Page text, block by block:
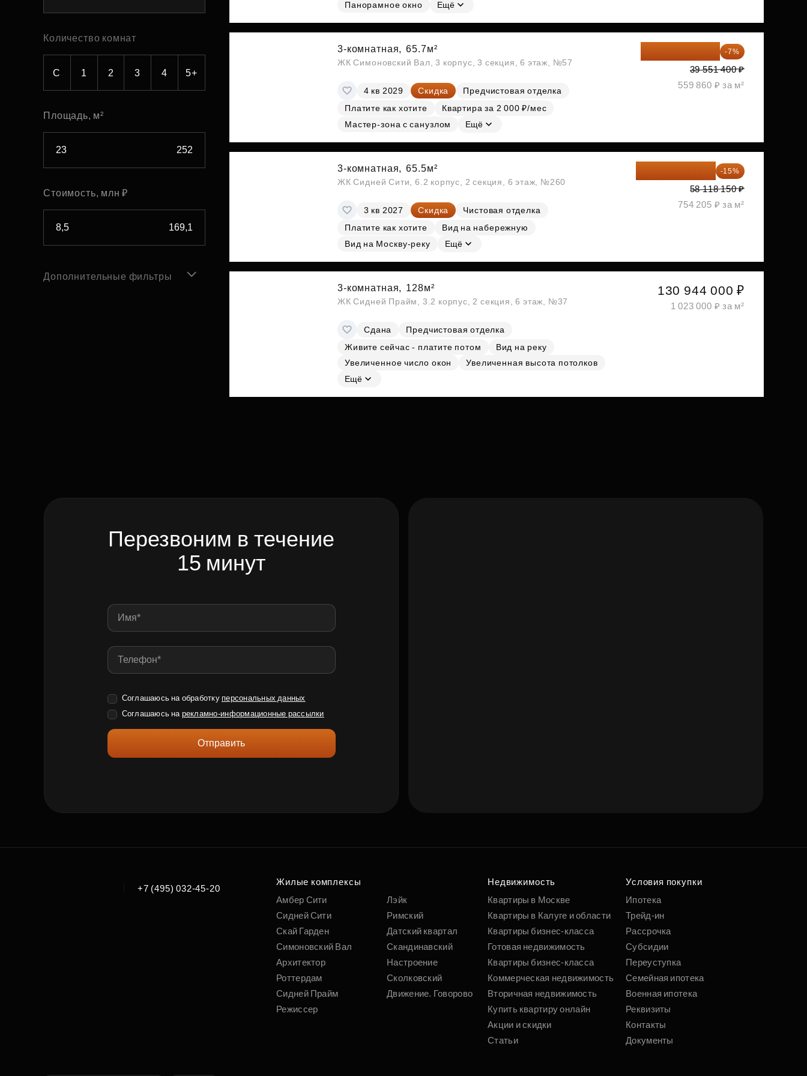
Рефинансирование
Субсидии
Количество комнат
С 1 2 3 4 5+
Площадь, м²
Стоимость, млн ₽
Дополнительные фильтры
Панорамное окно
Ещё
3-комнатная, 65.7м²
ЖК Симоновский Вал, 3 корпус, 3 секция, 6 этаж, №57
4 кв 2029 Скидка
Предчистовая отделка
Платите как хотите
Квартира за 2 000 ₽/мес
Мастер-зона с санузлом
Ещё
36 782 802 ₽ -7%
39 551 400 ₽
559 860 ₽ за м²
3-комнатная, 65.5м²
ЖК Сидней Сити, 6.2 корпус, 2 секция, 6 этаж, №260
3 кв 2027 Скидка
Чистовая отделка
Платите как хотите
Вид на набережную
Вид на Москву-реку
Ещё
-15%
58 118 150 ₽
754 205 ₽ за м²
3-комнатная, 128м²
ЖК Сидней Прайм, 3.2 корпус, 2 секция, 6 этаж, №37
Сдана
Предчистовая отделка
Живите сейчас - платите потом
Вид на реку
Увеличенное число окон
Увеличенная высота потолков
Ещё
130 944 000 ₽
1 023 000 ₽ за м²
Перезвоним в течение
15 минут
Соглашаюсь на обработку персональных данных
Соглашаюсь на рекламно-информационные рассылки
Отправить
+7 (495) 032-45-20
Жилые комплексы
Амбер Сити
Сидней Сити
Скай Гарден
Симоновский Вал
Архитектор
Роттердам
Сидней Прайм
Режиссер
Лэйк
Римский
Датский квартал
Скандинавский
Настроение
Сколковский
Движение. Говорово
Недвижимость
Квартиры в Москве
Квартиры в Калуге и области
Квартиры бизнес-класса
Готовая недвижимость
Квартиры бизнес-класса
Коммерческая недвижимость
Вторичная недвижимость
Купить квартиру онлайн
Акции и скидки
Статьи
Условия покупки
Ипотека
Трейд-ин
Рассрочка
Субсидии
Переуступка
Семейная ипотека
Военная ипотека
Реквизиты
Контакты
Документы